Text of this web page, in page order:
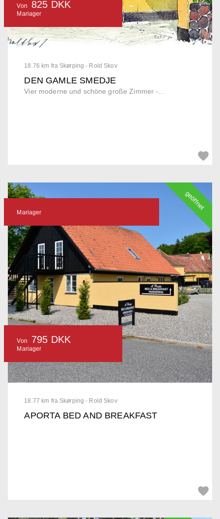
18.76 km fra Skørping - Rold Skov
DEN GAMLE SMEDJE
Vier moderne und schöne große Zimmer -...
Von 825 DKK
Mariager
18.77 km fra Skørping - Rold Skov
APORTA BED AND BREAKFAST
Mariager
Von 795 DKK
Mariager
geöffnet